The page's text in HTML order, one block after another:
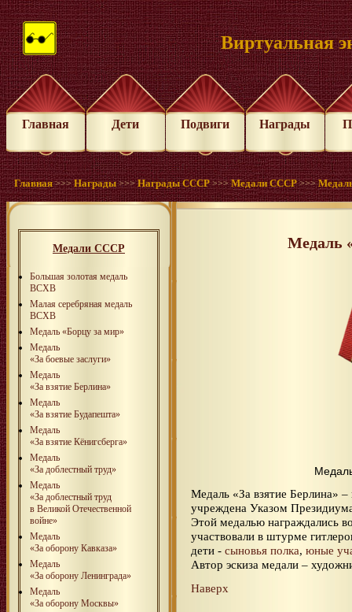
Виртуальная
Главная Дети Подвиги Награды
Главная >>>Награды >>>Награды СССР >>>Медали СССР >>>
Медали СССР
Большая золотая медаль
ВСХВ
Малая серебряная медаль
ВСХВ
Медаль «Борцу за мир»
Медаль
«За боевые заслуги»
Медаль
«За взятие Берлина»
Медаль
«За взятие Будапешта»
Медаль
«За взятие Кёнигсберга»
Медаль
«За доблестный труд»
Медаль
«За доблестный труд
в Великой Отечественной
войне»
Медаль
«За оборону Кавказа»
Медаль
«За оборону Ленинграда»
Медаль
«За оборону Москвы»
Медаль
Медаль «За взятие Берлина»
учреждена Указом
Этой медалью награждались
участвовали в штурме
дети - сыновья полка, юные
Автор эскиза медали –
Наверх